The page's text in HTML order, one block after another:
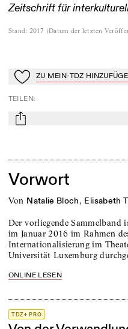
Zeitschrift für
Stand: 2017 (Datum der letzten
Zu Mein-TdZ hinzufügen
ZU MEIN-TDZ
TEILEN:
mail
Vorwort
von Natalie Bloch, Elisabeth
Der vorliegende Sammelband
im Januar 2016 im Rahmen
Internationalisierung im
Universität Luxemburg
ONLINE LESEN
TDZ+ PRO